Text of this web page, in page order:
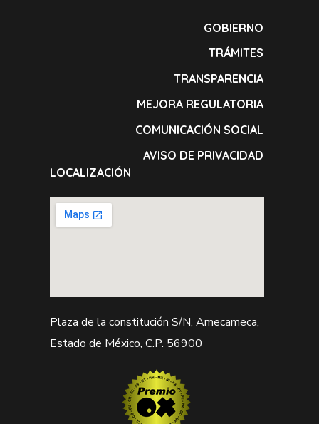
GOBIERNO
TRÁMITES
TRANSPARENCIA
MEJORA REGULATORIA
COMUNICACIÓN SOCIAL
AVISO DE PRIVACIDAD
LOCALIZACIÓN
Plaza de la constitución S/N, Amecameca,
Estado de México, C.P. 56900